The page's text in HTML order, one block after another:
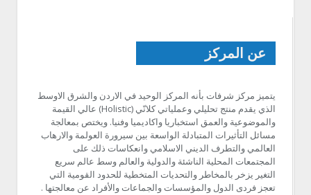
عن المركز
يتميز مركز شرفات بأنه المركز الوحيد في الاردن والشرق الاوسط
الذي يقدم منتج تحليلي وعملياتي كلانّي (Holistic) عالي القيمة
والموضوعية والعمق استخباريا واكاديميا وفنيا. ويختص بمعالجة
مسائل التأثيرات المتبادلة الواسعة بين سيرورة العولمة والارهاب
العالمي والتطرف الديني الاسلامي وانعكاسات ذلك على
المجتمعات المحلية الناشئة والدولية والعالم وسط عالم سريع
التغير يزخر بالمخاطر والتحديات المتخطية للحدود القومية التي
تعجز فردى الدول والمؤسسات والجماعات والأفراد عن معالجتها .